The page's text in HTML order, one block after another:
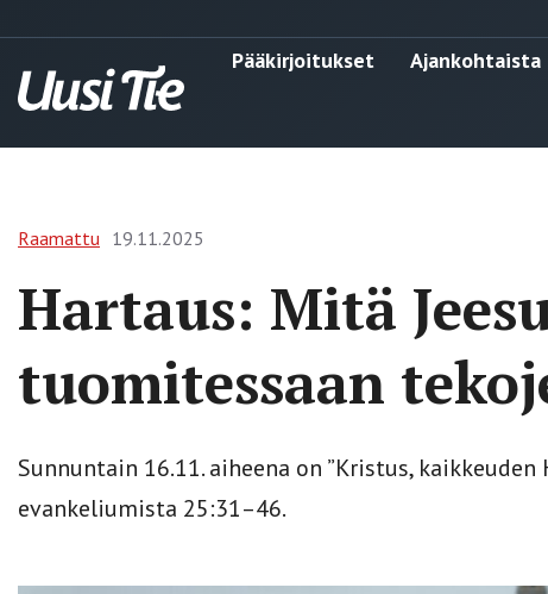
Pääkirjoitukset Ajankohtaista
Raamattu 19.11.2025
Hartaus: Mitä
tuomitessaan
Sunnuntain 16.11. aiheena on ”Kristus,
evankeliumista 25:31–46.